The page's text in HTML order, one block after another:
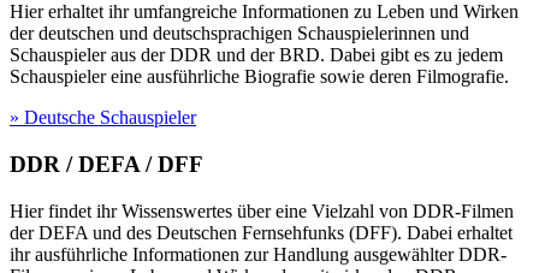
Hier erhaltet ihr umfangreiche Informationen zu Leben und Wirken
der deutschen und deutschsprachigen Schauspielerinnen und
Schauspieler aus der DDR und der BRD. Dabei gibt es zu jedem
Schauspieler eine ausführliche Biografie sowie deren Filmografie.
» Deutsche Schauspieler
DDR / DEFA / DFF
Hier findet ihr Wissenswertes über eine Vielzahl von DDR-Filmen
der DEFA und des Deutschen Fernsehfunks (DFF). Dabei erhaltet
ihr ausführliche Informationen zur Handlung ausgewählter DDR-